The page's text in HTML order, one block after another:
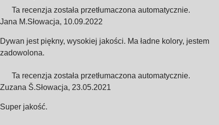
Ta recenzja została przetłumaczona automatycznie.
Jana M.Słowacja, 10.09.2022
Dywan jest piękny, wysokiej jakości. Ma ładne kolory, jestem
zadowolona.
Ta recenzja została przetłumaczona automatycznie.
Zuzana Š.Słowacja, 23.05.2021
Super jakość.